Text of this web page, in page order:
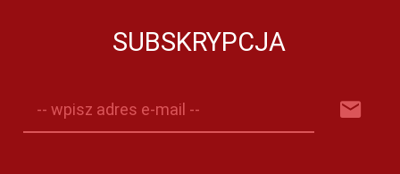
SUBSKRYPCJA
-- wpisz adres e-mail --